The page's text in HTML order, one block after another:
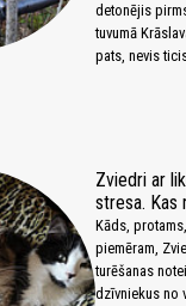
detonējis
tuvumā
pats, nevis
Zviedri ar
stresa. Kas
Kāds,
piemēram,
turēšanas
dzīvniekus no